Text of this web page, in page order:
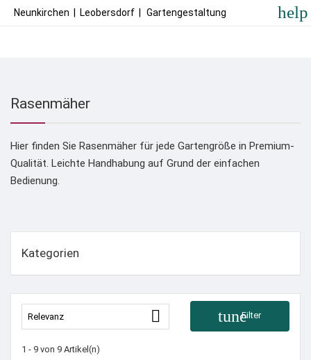
Neunkirchen Leobersdorf Gartengestaltung help
Rasenmäher
Hier finden Sie Rasenmäher für jede Gartengröße in Premium-
Qualität. Leichte Handhabung auf Grund der einfachen
Bedienung.
Kategorien
Relevanz  tuneFilter
1 - 9 von 9 Artikel(n)